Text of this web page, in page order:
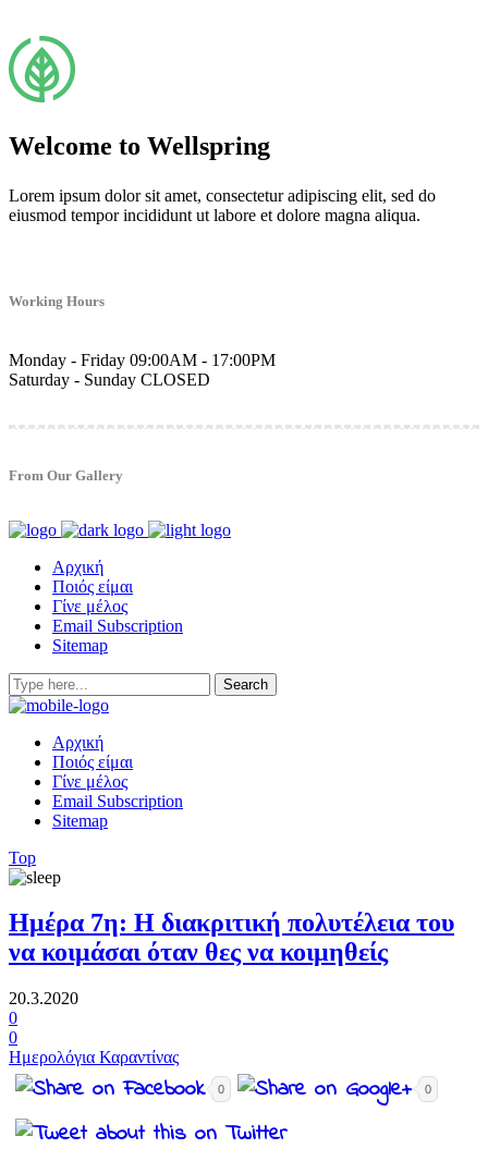
Welcome to Wellspring
Lorem ipsum dolor sit amet, consectetur adipiscing elit, sed do
eiusmod tempor incididunt ut labore et dolore magna aliqua.
Working Hours
Monday - Friday 09:00AM - 17:00PM
Saturday - Sunday CLOSED
From Our Gallery
Αρχική
Ποιός είμαι
Γίνε μέλος
Email Subscription
Sitemap
Αρχική
Ποιός είμαι
Γίνε μέλος
Email Subscription
Sitemap
Top
Ημέρα 7η: Η διακριτική πολυτέλεια του
να κοιμάσαι όταν θες να κοιμηθείς
20.3.2020
0
0
Ημερολόγια Καραντίνας
0 0